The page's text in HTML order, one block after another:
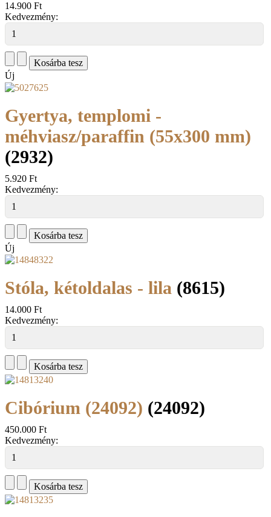
14.900 Ft
Kedvezmény:
Új
Gyertya, templomi -
méhviasz/paraffin (55x300 mm)
(2932)
5.920 Ft
Kedvezmény:
Új
Stóla, kétoldalas - lila (8615)
14.000 Ft
Kedvezmény:
Cibórium (24092) (24092)
450.000 Ft
Kedvezmény: